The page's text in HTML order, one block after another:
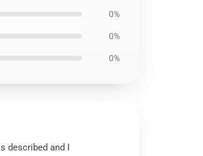
0%
0%
0%
described and I